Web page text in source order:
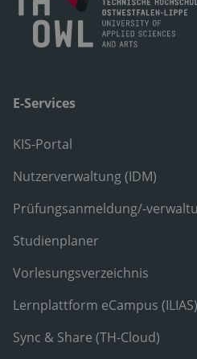
E-Services
KIS-Portal
Nutzerverwaltung (IDM)
Prüfungsanmeldung/-
Studienplaner
Vorlesungsverzeichnis
Lernplattform eCampus (ILIAS)
Sync & Share (TH-Cloud)